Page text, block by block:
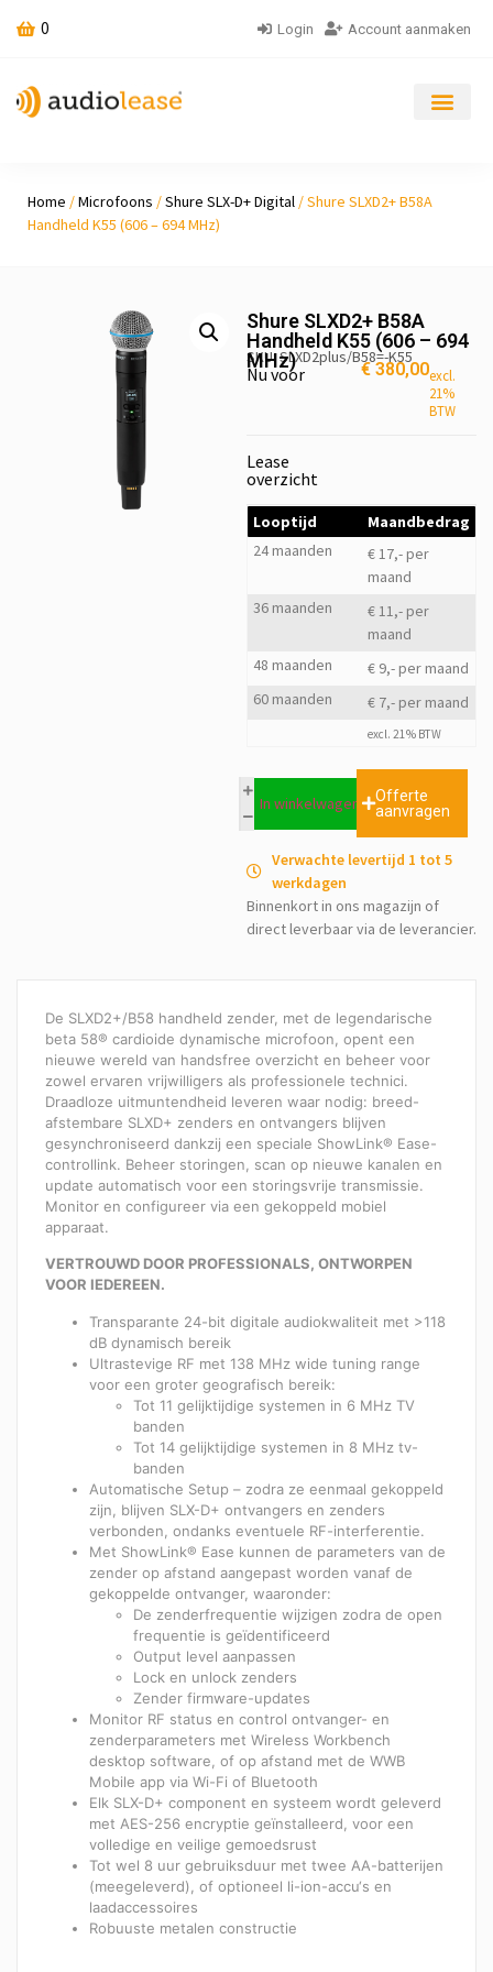
0 Login Account aanmaken
Home /Microfoons /Shure SLX-D+ Digital / Shure SLXD2+ B58A
Handheld K55 (606 – 694 MHz)
Shure SLXD2+ B58A
Handheld K55 (606 – 694
MHz)
SKU: SLXD2plus/B58=-K55
Nu voor €380,00excl.
21%
BTW
Lease
overzicht
Looptijd
Maandbedrag
24 maanden
€ 17,- per
maand
36 maanden
€ 11,- per
maand
48 maanden
€ 9,- per maand
60 maanden
€ 7,- per maand
excl. 21% BTW
In winkelwagen
Offerte
aanvragen
Verwachte levertijd 1 tot 5
werkdagen
Binnenkort in ons magazijn of
direct leverbaar via de leverancier.
De SLXD2+/B58 handheld zender, met de legendarische
beta 58® cardioide dynamische microfoon, opent een
nieuwe wereld van handsfree overzicht en beheer voor
zowel ervaren vrijwilligers als professionele technici.
Draadloze uitmuntendheid leveren waar nodig: breed-
afstembare SLXD+ zenders en ontvangers blijven
gesynchroniseerd dankzij een speciale ShowLink® Ease-
controllink. Beheer storingen, scan op nieuwe kanalen en
update automatisch voor een storingsvrije transmissie.
Monitor en configureer via een gekoppeld mobiel
apparaat.
VERTROUWD DOOR PROFESSIONALS, ONTWORPEN
VOOR IEDEREEN.
Transparante 24-bit digitale audiokwaliteit met >118
dB dynamisch bereik
Ultrastevige RF met 138 MHz wide tuning range
voor een groter geografisch bereik:
Tot 11 gelijktijdige systemen in 6 MHz TV
banden
Tot 14 gelijktijdige systemen in 8 MHz tv-
banden
Automatische Setup – zodra ze eenmaal gekoppeld
zijn, blijven SLX-D+ ontvangers en zenders
verbonden, ondanks eventuele RF-interferentie.
Met ShowLink® Ease kunnen de parameters van de
zender op afstand aangepast worden vanaf de
gekoppelde ontvanger, waaronder:
De zenderfrequentie wijzigen zodra de open
frequentie is geïdentificeerd
Output level aanpassen
Lock en unlock zenders
Zender firmware-updates
Monitor RF status en control ontvanger- en
zenderparameters met Wireless Workbench
desktop software, of op afstand met de WWB
Mobile app via Wi-Fi of Bluetooth
Elk SLX-D+ component en systeem wordt geleverd
met AES-256 encryptie geïnstalleerd, voor een
volledige en veilige gemoedsrust
Tot wel 8 uur gebruiksduur met twee AA-batterijen
(meegeleverd), of optioneel li-ion-accu‘s en
laadaccessoires
Robuuste metalen constructie